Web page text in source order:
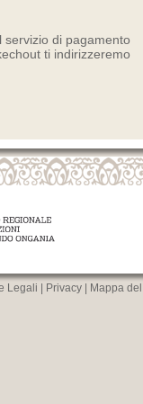
servizio di pagamento
ti indirizzeremo
Legali Privacy Mappa